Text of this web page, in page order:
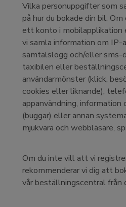
Vilka personuppgifter som
på hur du bokade din bil.
ett konto i mobilapplikation
vi samla information om IP-
samtalslogg och/eller sms-
taxibilen eller
användarmönster (klick,
cookies eller liknande),
appanvändning, information
(buggar) eller annan
mjukvara och webbläsare,
Om du inte vill att vi
rekommenderar vi dig att
vår beställningscentral från